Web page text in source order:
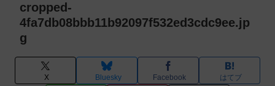
cropped-
4fa7db08bbb11b92097f532ed3cdc9ee.jp
g
X Bluesky Facebook はてブ